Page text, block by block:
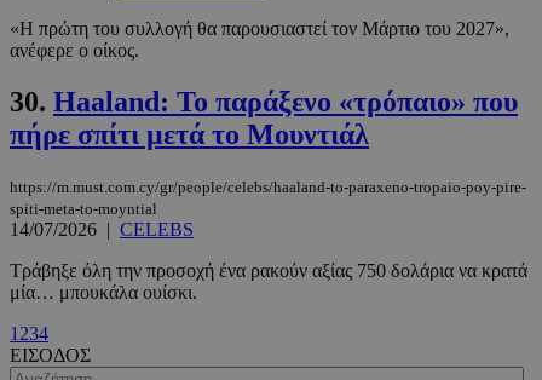
«Η πρώτη του συλλογή θα παρουσιαστεί τον Μάρτιο του 2027»,
ανέφερε ο οίκος.
30. Haaland: Το παράξενο «τρόπαιο» που
πήρε σπίτι μετά το Μουντιάλ
https://m.must.com.cy/gr/people/celebs/haaland-to-paraxeno-tropaio-poy-pire-
spiti-meta-to-moyntial
14/07/2026 | CELEBS
Τράβηξε όλη την προσοχή ένα ρακούν αξίας 750 δολάρια να κρατά
μία… μπουκάλα ουίσκι.
1 234
ΕΙΣΟΔΟΣ